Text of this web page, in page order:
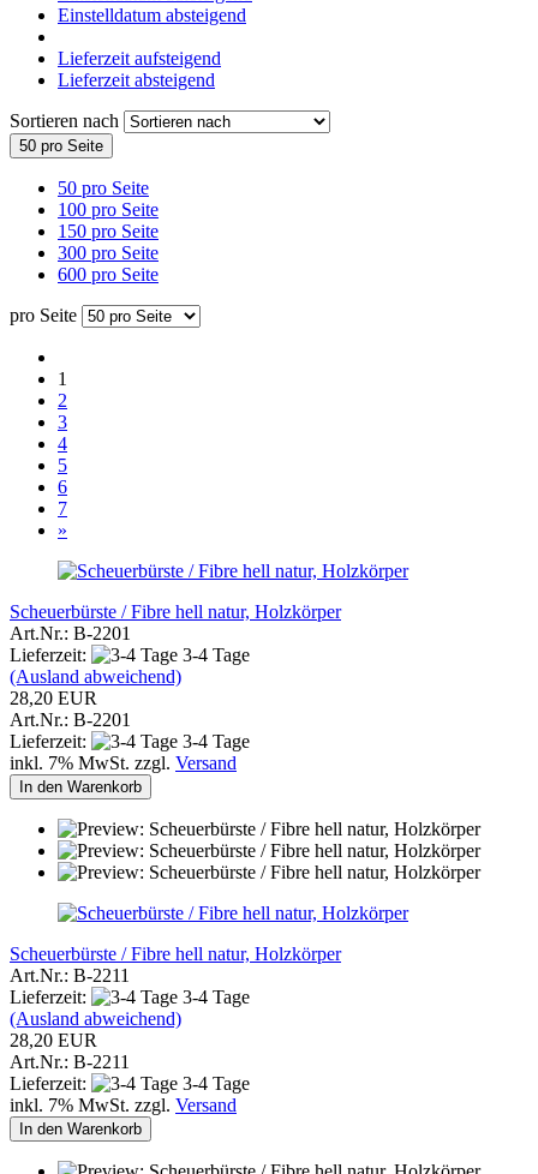
Einstelldatum absteigend
Lieferzeit aufsteigend
Lieferzeit absteigend
Sortieren nach
50 pro Seite
50 pro Seite
100 pro Seite
150 pro Seite
300 pro Seite
600 pro Seite
pro Seite
1
2
3
4
5
6
7
»
Scheuerbürste / Fibre hell natur, Holzkörper
Art.Nr.: B-2201
Lieferzeit:
3-4 Tage
(Ausland abweichend)
28,20 EUR
Art.Nr.: B-2201
Lieferzeit:
3-4 Tage
inkl. 7% MwSt. zzgl. Versand
In den Warenkorb
Scheuerbürste / Fibre hell natur, Holzkörper
Art.Nr.: B-2211
Lieferzeit:
3-4 Tage
(Ausland abweichend)
28,20 EUR
Art.Nr.: B-2211
Lieferzeit:
3-4 Tage
inkl. 7% MwSt. zzgl. Versand
In den Warenkorb